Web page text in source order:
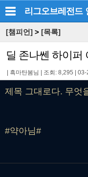
리그오브레전드
[챔피언] > [목록]
딜 존나쎈 하이퍼
흑마탄봄님 조회: 8,295 03-
제목 그대로다. 무엇
#약아님#